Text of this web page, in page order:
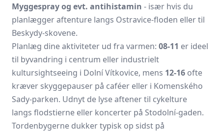
Myggespray og evt. antihistamin - især hvis du
planlægger aftenture langs Ostravice-floden eller til
Beskydy-skovene.
Planlæg dine aktiviteter ud fra varmen: 08-11 er ideel
til byvandring i centrum eller industrielt
kultursightseeing i Dolní Vítkovice, mens 12-16 ofte
kræver skyggepauser på caféer eller i Komenského
Sady-parken. Udnyt de lyse aftener til cykelture
langs flodstierne eller koncerter på Stodolní-gaden.
Tordenbygerne dukker typisk op sidst på